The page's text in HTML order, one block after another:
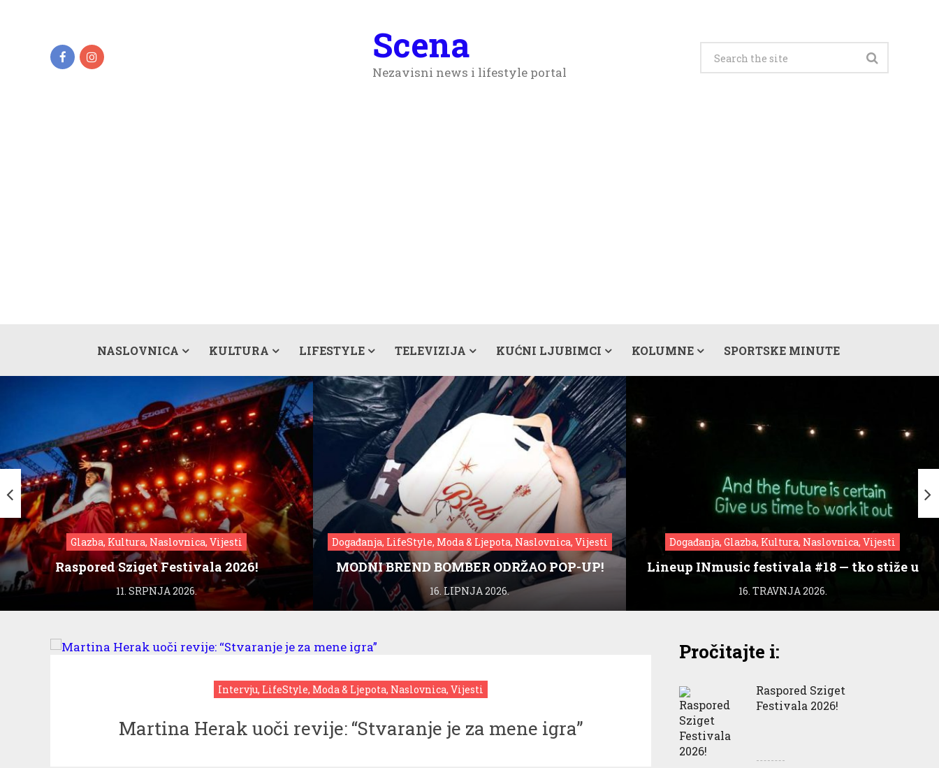
Scena
Nezavisni news i lifestyle portal
NASLOVNICA KULTURA LIFESTYLE TELEVIZIJA KUĆNI LJUBIMCI KOLUMNE SPORTSKE MINUTE
Glazba, Kultura, Naslovnica, Vijesti
Raspored Sziget Festivala 2026!
11. SRPNJA 2026.
Događanja, LifeStyle, Moda & Ljepota, Naslovnica, Vijesti
MODNI BREND BOMBER ODRŽAO POP-UP!
16. LIPNJA 2026.
Događanja, Glazba, Kultura, Naslovnica, Vijesti
Lineup INmusic festivala #18 — tko stiže u
Zagreb?
16. TRAVNJA 2026.
Intervju, LifeStyle, Moda & Ljepota, Naslovnica, Vijesti
Martina Herak uoči revije: “Stvaranje je za mene igra”
Pročitajte i:
Raspored Sziget
Festivala 2026!